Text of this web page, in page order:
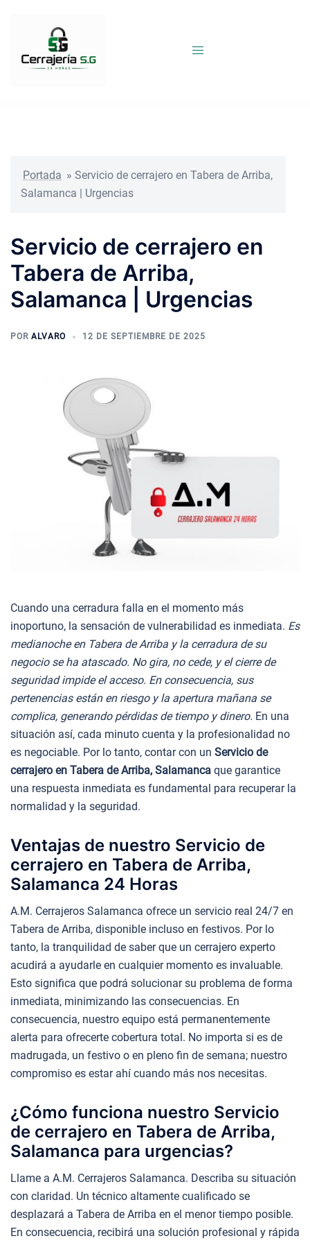
Portada » Servicio de cerrajero en Tabera de Arriba,
Salamanca | Urgencias
Servicio de cerrajero en
Tabera de Arriba,
Salamanca | Urgencias
POR ALVARO 12 DE SEPTIEMBRE DE 2025
Cuando una cerradura falla en el momento más
inoportuno, la sensación de vulnerabilidad es inmediata. Es
medianoche en Tabera de Arriba y la cerradura de su
negocio se ha atascado. No gira, no cede, y el cierre de
seguridad impide el acceso. En consecuencia, sus
pertenencias están en riesgo y la apertura mañana se
complica, generando pérdidas de tiempo y dinero. En una
situación así, cada minuto cuenta y la profesionalidad no
es negociable. Por lo tanto, contar con un Servicio de
cerrajero en Tabera de Arriba, Salamanca que garantice
una respuesta inmediata es fundamental para recuperar la
normalidad y la seguridad.
Ventajas de nuestro Servicio de
cerrajero en Tabera de Arriba,
Salamanca 24 Horas
A.M. Cerrajeros Salamanca ofrece un servicio real 24/7 en
Tabera de Arriba, disponible incluso en festivos. Por lo
tanto, la tranquilidad de saber que un cerrajero experto
acudirá a ayudarle en cualquier momento es invaluable.
Esto significa que podrá solucionar su problema de forma
inmediata, minimizando las consecuencias. En
consecuencia, nuestro equipo está permanentemente
alerta para ofrecerte cobertura total. No importa si es de
madrugada, un festivo o en pleno fin de semana; nuestro
compromiso es estar ahí cuando más nos necesitas.
¿Cómo funciona nuestro Servicio
de cerrajero en Tabera de Arriba,
Salamanca para urgencias?
Llame a A.M. Cerrajeros Salamanca. Describa su situación
con claridad. Un técnico altamente cualificado se
desplazará a Tabera de Arriba en el menor tiempo posible.
En consecuencia, recibirá una solución profesional y rápida